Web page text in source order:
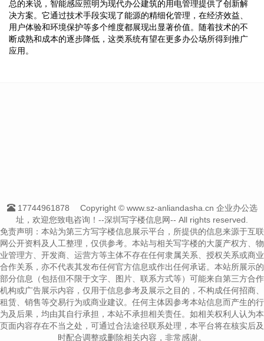
总的来说，智能感应照明为现代办公建筑的用电管理提供了创新解
决方案。它通过技术手段实现了能源的精细化管理，在经济效益、
用户体验和环境保护等多个维度都展现出显著价值。随着技术的不
断成熟和成本的逐步降低，这类系统有望在更多办公场所得到推广
应用。
17744961878
Copyright © www.sz-anliandasha.cn 企业办公选
址，欢迎您致电咨询！--深圳写字楼信息网-- All rights reserved.
免责声明：本站为第三方写字楼信息展示平台，所提供的信息来源于互联
网公开资料及人工整理，仅供参考。本站与相关写字楼的大厦产权方、物
业管理方、开发商、运营方等主体不存在任何隶属关系、授权关系或商业
合作关系，亦不代表其发布任何官方信息或作出任何承诺。本站所展示的
部分信息（包括但不限于文字、图片、联系方式等）可能来自第三方合作
机构或广告展示内容，仅用于信息参考及展示之目的，不构成任何招商、
租赁、销售等交易行为或商业建议。任何主体因参考本站信息而产生的行
为及后果，均由其自行承担，本站不承担相关责任。如相关权利人认为本
页面内容存在不当之处，可通过合法途径联系处理，本平台将在核实后及
时配合调整或删除相关内容，非常感谢。